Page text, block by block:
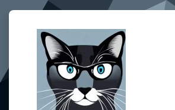
Saltar al contenido principal
Ingresar a